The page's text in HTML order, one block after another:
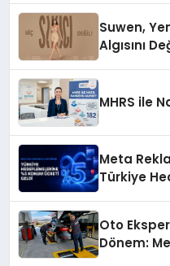
Suwen,
Algısını
MHRS ile
Meta
Türkiye
Oto
Dönem: